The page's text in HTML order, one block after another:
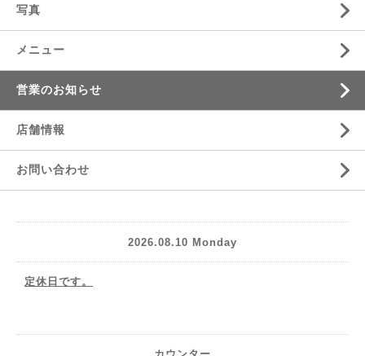
写真
メニュー
営業のお知らせ
店舗情報
お問い合わせ
2026.08.10 Monday
定休日です。